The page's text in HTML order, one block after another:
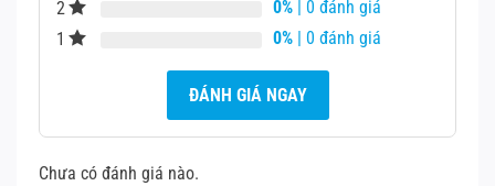
đổi lại tuổi thọ tăng cao.
Tất cả điện thoại gới đến shop
cho anh, em.
2
0% | 0 đánh giá
1
0% | 0 đánh giá
ĐÁNH GIÁ NGAY
Chưa có đánh giá nào.